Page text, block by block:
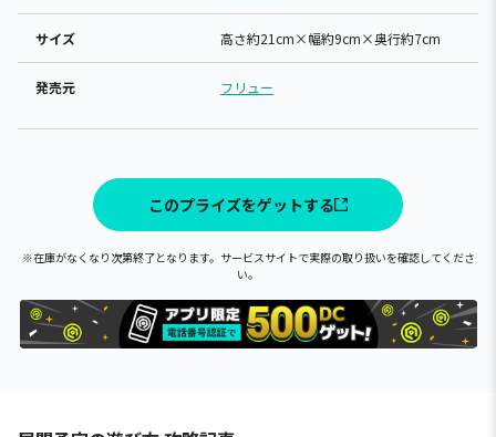
サイズ 高さ約21cm×幅約9cm×奥行約7cm
発売元 フリュー
このプライズをゲットする
※在庫がなくなり次第終了となります。サービスサイトで実際の取り扱いを確認してくださ
い。